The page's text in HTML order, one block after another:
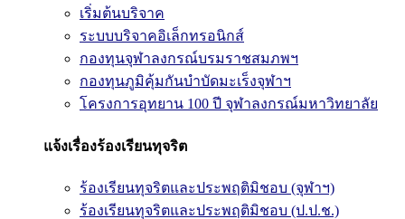
เริ่มต้นบริจาค
ระบบบริจาคอิเล็กทรอนิกส์
กองทุนจุฬาลงกรณ์บรมราชสมภพฯ
กองทุนภูมิคุ้มกันบำบัดมะเร็งจุฬาฯ
โครงการอุทยาน 100 ปี จุฬาลงกรณ์มหาวิทยาลัย
แจ้งเรื่องร้องเรียนทุจริต
ร้องเรียนทุจริตและประพฤติมิชอบ (จุฬาฯ)
ร้องเรียนทุจริตและประพฤติมิชอบ (ป.ป.ช.)